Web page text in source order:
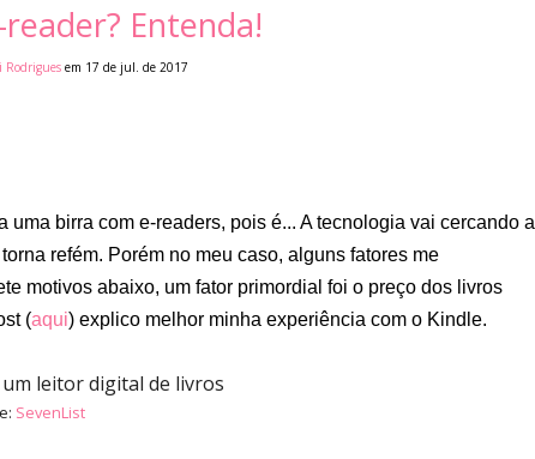
Entenda!
Rodrigues em 17 de jul. de 2017
birra com e-readers, pois é... A tecnologia vai cercando a
refém. Porém no meu caso, alguns fatores me
motivos abaixo, um fator primordial foi o preço dos livros
(aqui) explico melhor minha experiência com o Kindle.
SevenList